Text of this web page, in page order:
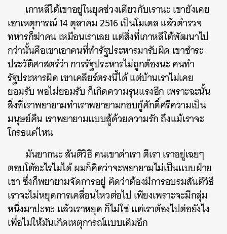
เกาหลีใต้เขาอยู่ในยุคช่วงเดียวกับเรานะ เขายังเคย
เอาเหตุการณ์ 14 ตุลาคม 2516 เป็นโมเดล แล้วตำรวจ
ทหารก็ฆ่าคน เหมือนเราเลย แต่สิ่งที่เกาหลีใต้พัฒนาไป
กว่านั้นคือเขาเอาคนที่ทำรัฐประหารมารับผิด เขาชำระ
ประวัติศาสตร์ว่า การรัฐประหารไม่ถูกต้องนะ คนทำ
รัฐประหารผิด เขาเคลียร์ตรงนี้ได้ แต่บ้านเราไม่เคย
ยอมรับ พอไม่ยอมรับ ก็เกิดความรุนแรงอีก เพราะฉะนั้น
สิ่งที่เราพยายามทำเราพยายามกอบกู้ศักดิ์ศรีความเป็น
มนุษย์คืน เราพยายามแบบสู้ด้วยความรัก ถึงแม้เราจะ
โกรธแค่ไหน
มันยากนะ สันติวิธี คนเขาด่าเรา ตีเรา เราอยู่เฉยๆ
ตอบโต้อะไรไม่ได้ ผมก็คิดว่าจะพยายามไม่เป็นแบบฝ่าย
เขา ซึ่งก็พยายามจัดการอยู่ คิดว่าต้องมีการอบรมสันติวิธี
เราจะไม่หยุดการเคลื่อนไหวต่อไป เพียงเพราะจะมีกลุ่ม
หนึ่งมาปะทะ แล้วเราหยุด ก็ไม่ใช่ แต่เราต้องไปต่อยังไง
เพื่อไม่ให้มันเกิดเหตุการณ์แบบเดิมอีก